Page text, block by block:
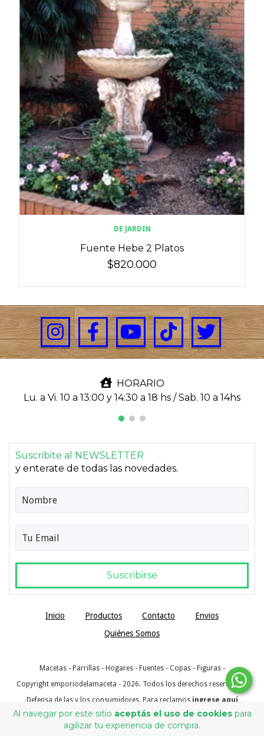
Al navegar por este sitio aceptás el uso de cookiespara
agilizar tu experiencia de compra.
DE JARDIN
Fuente Hebe 2 Platos
$820.000
HORARIO
Lu. a Vi. 10 a 13:00 y 14:30 a 18 hs / Sab. 10 a 14hs
Suscribite al NEWSLETTER
y enterate de todas las novedades.
Inicio Productos Contacto
Envios
Quiénes Somos
Macetas - Parrillas - Hogares - Fuentes - Copas - Figuras -
Copyright emporiodelamaceta - 2026. Todos los derechos reservados.
Defensa de las y los consumidores. Para reclamos ingrese aquí